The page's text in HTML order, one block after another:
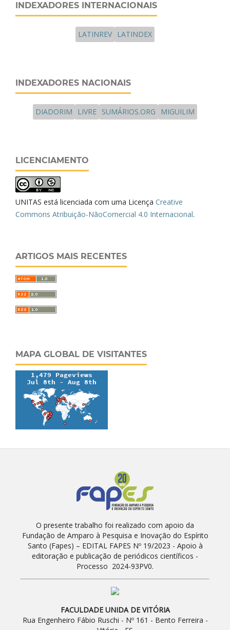
INDEXADORES INTERNACIONAIS
LATINREV LATINDEX
INDEXADORES NACIONAIS
DIADORIM LIVRE SUMÁRIOS.ORG MIGUILIM
LICENCIAMENTO
UNITAS está licenciada com uma Licença Creative
Commons Atribuição-NãoComercial 4.0 Internacional.
ARTIGOS MAIS RECENTES
MAPA GLOBAL DE VISITANTES
O presente trabalho foi realizado com apoio da
Fundação de Amparo à Pesquisa e Inovação do Espírito
Santo (Fapes) – EDITAL FAPES Nº 19/2023 - Apoio à
editoração e publicação de periódicos científicos -
Processo 2024-93PV0.
FACULDADE UNIDA DE VITÓRIA
Rua Engenheiro Fábio Ruschi - Nº 161 - Bento Ferreira -